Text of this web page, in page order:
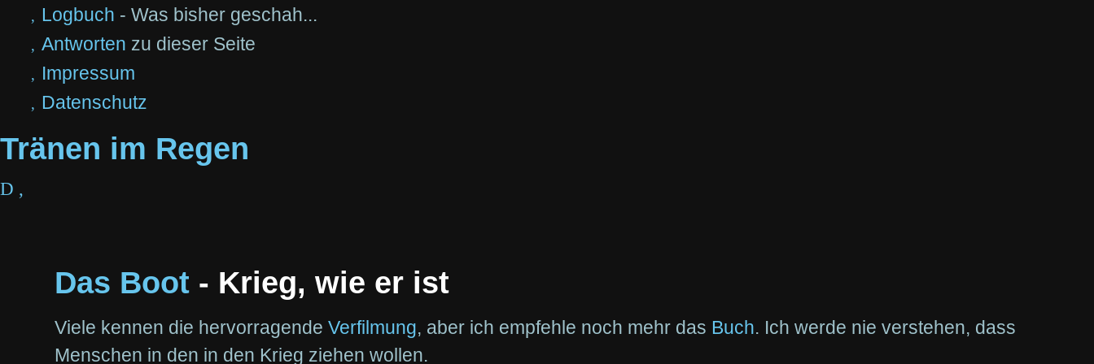
Logbuch - Was bisher geschah...
Antworten zu dieser Seite
Impressum
Datenschutz
Tränen im Regen
D ,
Das Boot - Krieg, wie er ist
Viele kennen die hervorragendeVerfilmung, aber ich empfehle noch mehr das Buch. Ich werde nie verstehen, dass
Menschen in den in den Krieg ziehen wollen.